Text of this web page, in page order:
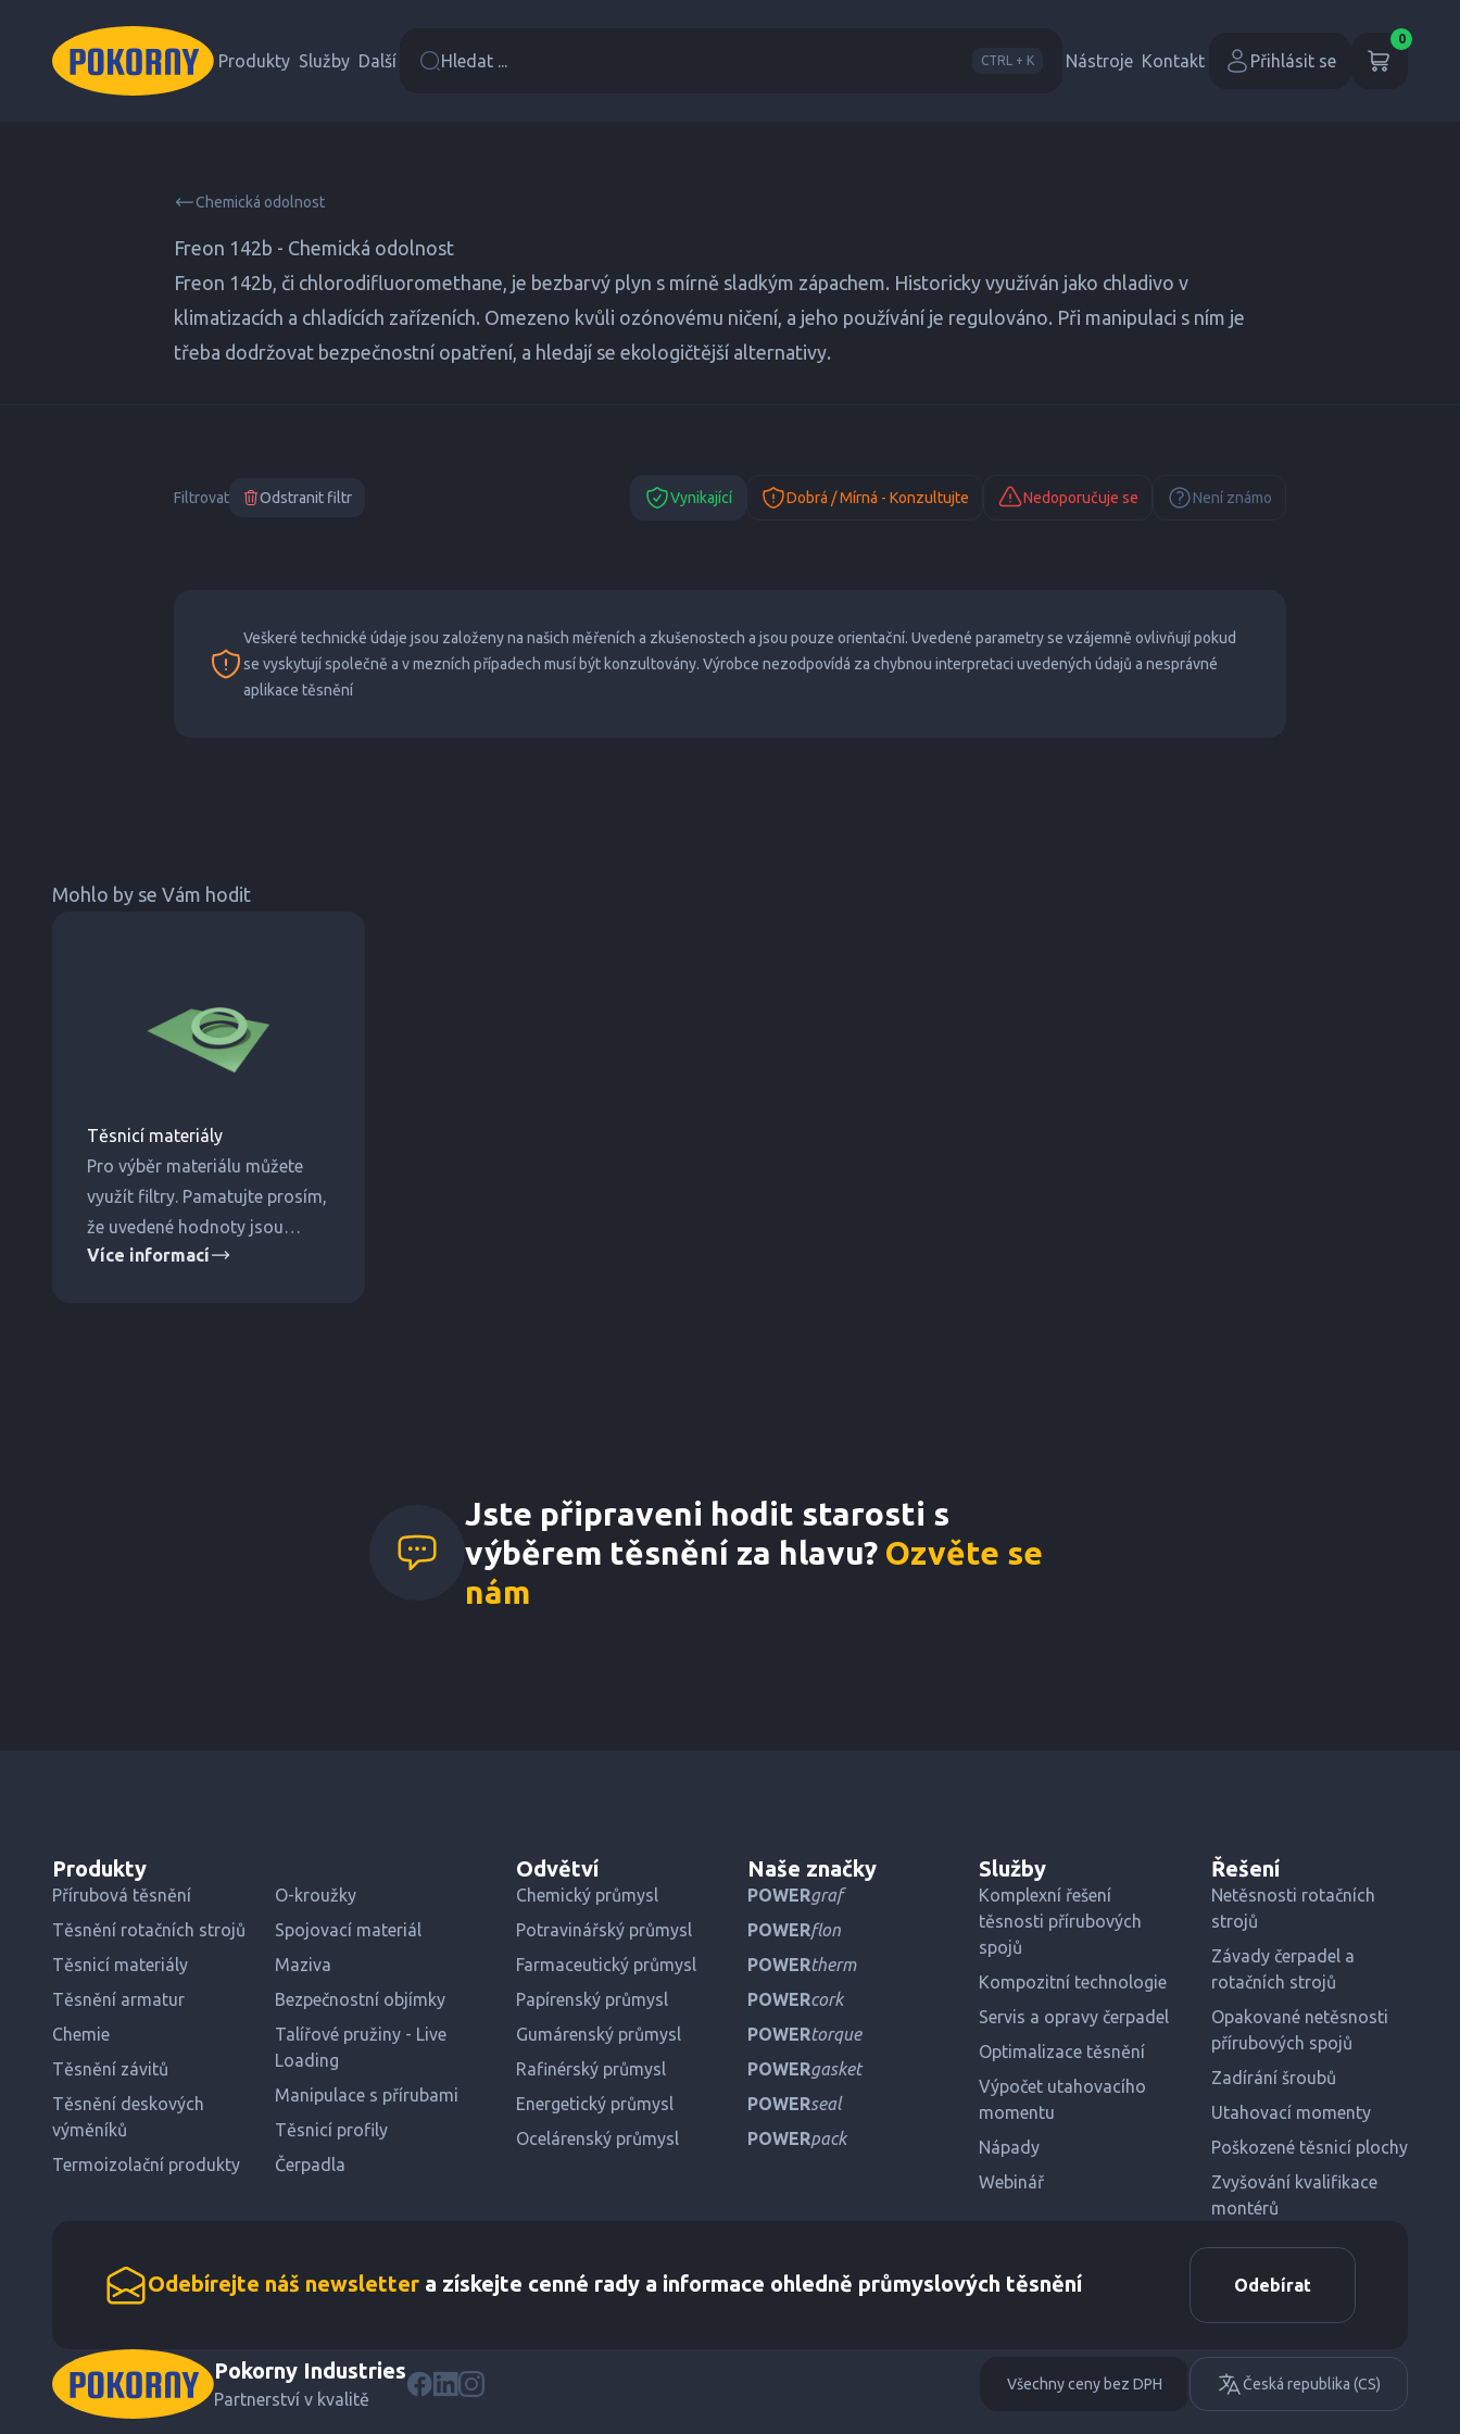
Produkty Služby Další Hledat ... CTRL + K Nástroje Kontakt Přihlásit se
0
Chemická odolnost
Freon 142b - Chemická odolnost
Freon 142b, či chlorodifluoromethane, je bezbarvý plyn s mírně sladkým zápachem. Historicky využíván jako chladivo v
klimatizacích a chladících zařízeních. Omezeno kvůli ozónovému ničení, a jeho používání je regulováno. Při manipulaci s ním je
třeba dodržovat bezpečnostní opatření, a hledají se ekologičtější alternativy.
Filtrovat Odstranit filtr Vynikající Dobrá / Mírná - Konzultujte Nedoporučuje se Není známo
Veškeré technické údaje jsou založeny na našich měřeních a zkušenostech a jsou pouze orientační. Uvedené parametry se vzájemně ovlivňují pokud
se vyskytují společně a v mezních případech musí být konzultovány. Výrobce nezodpovídá za chybnou interpretaci uvedených údajů a nesprávné
aplikace těsnění
Mohlo by se Vám hodit
Těsnicí materiály
Pro výběr materiálu můžete
využít filtry. Pamatujte prosím,
že uvedené hodnoty jsou
orientační a jsou ovlivněny
Více informací
Jste připraveni hodit starosti s
výběrem těsnění za hlavu? Ozvěte se
nám
Produkty
Přírubová těsnění
Těsnění rotačních strojů
Těsnicí materiály
Těsnění armatur
Chemie
Těsnění závitů
Těsnění deskových
výměníků
Termoizolační produkty
O-kroužky
Spojovací materiál
Maziva
Bezpečnostní objímky
Talířové pružiny - Live
Loading
Manipulace s přírubami
Těsnicí profily
Čerpadla
Odvětví
Chemický průmysl
Potravinářský průmysl
Farmaceutický průmysl
Papírenský průmysl
Gumárenský průmysl
Rafinérský průmysl
Energetický průmysl
Ocelárenský průmysl
Naše značky
POWERgraf
POWERflon
POWERtherm
POWERcork
POWERtorque
POWERgasket
POWERseal
POWERpack
Služby
Komplexní řešení
těsnosti přírubových
spojů
Kompozitní technologie
Servis a opravy čerpadel
Optimalizace těsnění
Výpočet utahovacího
momentu
Nápady
Webinář
Řešení
Netěsnosti rotačních
strojů
Závady čerpadel a
rotačních strojů
Opakované netěsnosti
přírubových spojů
Zadírání šroubů
Utahovací momenty
Poškozené těsnicí plochy
Zvyšování kvalifikace
montérů
Odebírejte náš newsletter a získejte cenné rady a informace ohledně průmyslových těsnění Odebírat
Pokorny Industries
Partnerství v kvalitě
Všechny ceny bez DPH Česká republika (CS)